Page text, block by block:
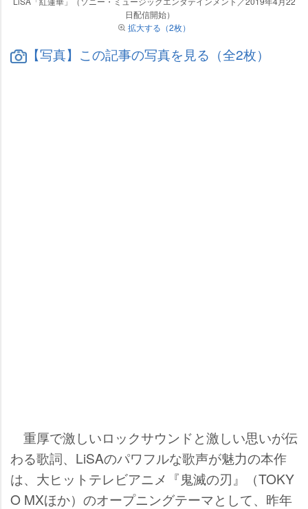
日配信開始）
拡大する（2枚）
【写真】この記事の写真を見る（全2枚）
重厚で激しいロックサウンドと激しい思いが伝
わる歌詞、LiSAのパワフルな歌声が魅力の本作
は、大ヒットテレビアニメ『鬼滅の刃』（TOKY
O MXほか）のオープニングテーマとして、昨年